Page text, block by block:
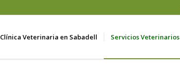
Clínica Veterinaria en Sabadell Servicios Veterinarios